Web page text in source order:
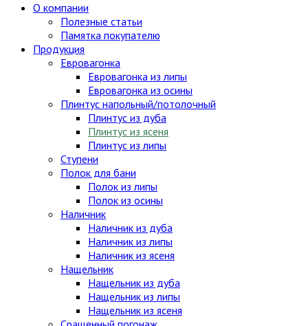
О компании
Полезные статьи
Памятка покупателю
Продукция
Евровагонка
Евровагонка из липы
Евровагонка из осины
Плинтус напольный/потолочный
Плинтус из дуба
Плинтус из ясеня
Плинтус из липы
Ступени
Полок для бани
Полок из липы
Полок из осины
Наличник
Наличник из дуба
Наличник из липы
Наличник из ясеня
Нащельник
Нащельник из дуба
Нащельник из липы
Нащельник из ясеня